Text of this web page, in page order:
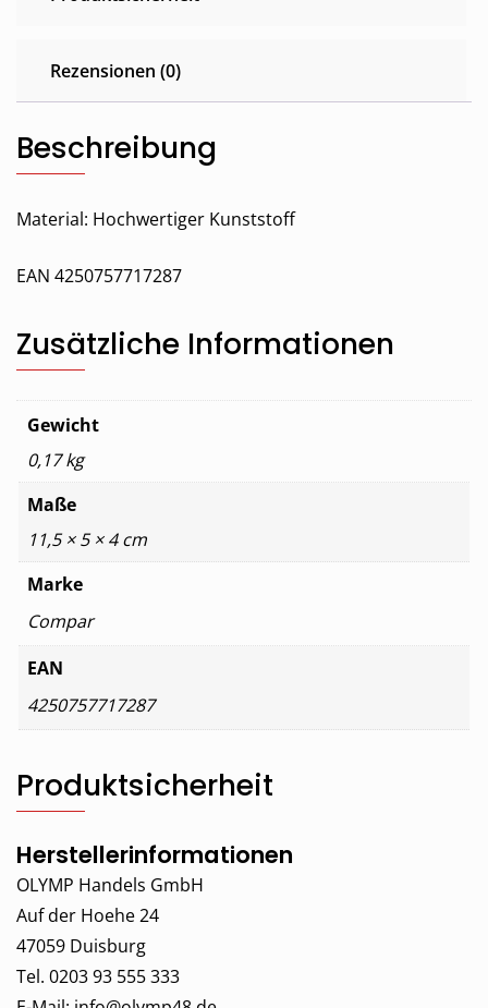
Rezensionen (0)
Beschreibung
Material: Hochwertiger Kunststoff
EAN 4250757717287
Zusätzliche Informationen
Gewicht
0,17 kg
Maße
11,5 × 5 × 4 cm
Marke
Compar
EAN
4250757717287
Produktsicherheit
Herstellerinformationen
OLYMP Handels GmbH
Auf der Hoehe 24
47059 Duisburg
Tel. 0203 93 555 333